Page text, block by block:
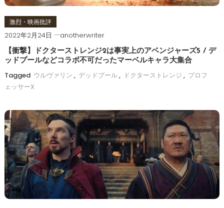
激烈・映画批評
2022年2月24日 anotherwriter
【衝撃】ドクターストレンジ2は事実上のアベンジャーズ5 / デ
ッドプールなどコラボ不可だったマーベルキャラ大集合
Tagged ウルヴァリン , デッドプール, ドクターストレンジ , プロフ
ェッサーX